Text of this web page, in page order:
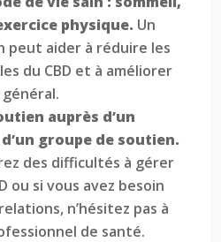
physique. Un
peut aider à réduire les
du CBD et à améliorer
auprès d’un
groupe de soutien.
des difficultés à gérer
ou si vous avez besoin
n’hésitez pas à
de santé.